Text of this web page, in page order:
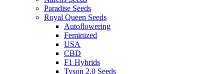
Paradise Seeds
Royal Queen Seeds
Autoflowering
Feminized
USA
CBD
F1 Hybrids
Tyson 2.0 Seeds